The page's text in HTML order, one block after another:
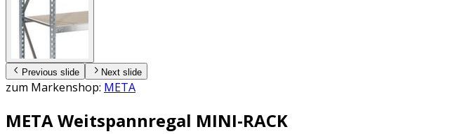
Previous slide Next slide
zum Markenshop: META
META Weitspannregal MINI-RACK